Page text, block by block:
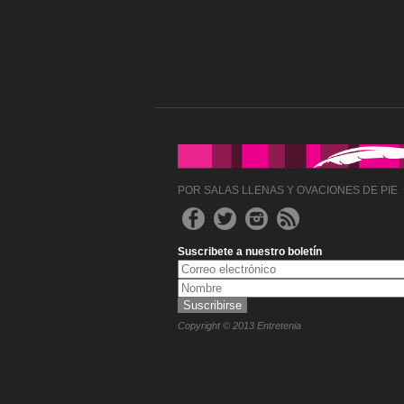
POR SALAS LLENAS Y OVACIONES DE PIE
Suscribete a nuestro boletín
Copyright © 2013 Entretenia